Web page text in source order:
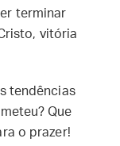
terminar
vitória
tendências
Que
o prazer!